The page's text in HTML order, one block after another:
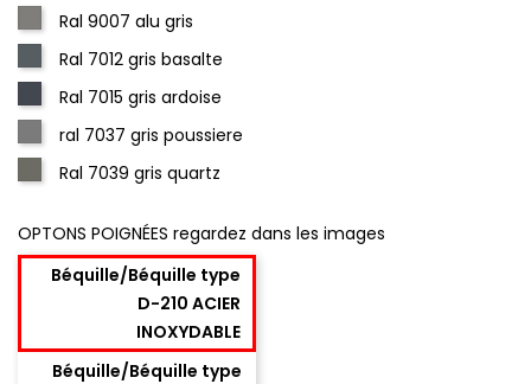
Ral 9007 alu gris
Ral 7012 gris basalte
Ral 7015 gris ardoise
ral 7037 gris poussiere
Ral 7039 gris quartz
OPTONS POIGNÉES regardez dans les images
Béquille/Béquille type
D-210 ACIER
INOXYDABLE
Béquille/Béquille type